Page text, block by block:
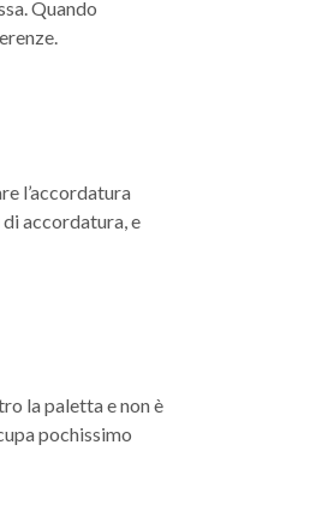
Quando
l’accordatura
accordatura, e
la paletta e non è
pochissimo